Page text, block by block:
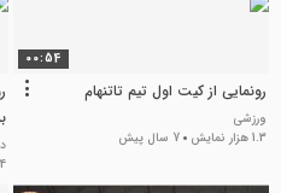
00:54
رونمایی از کیت اول تیم تاتنهام
ورزشی
1.3 هزار نمایش
7 سال پیش
3.4